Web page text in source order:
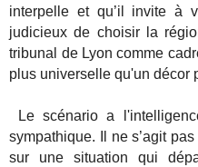
interpelle et qu’il invite à
judicieux de choisir la
tribunal de Lyon comme
plus universelle qu'un décor
Le scénario a
sympathique. Il ne s’agit
sur une situation qui